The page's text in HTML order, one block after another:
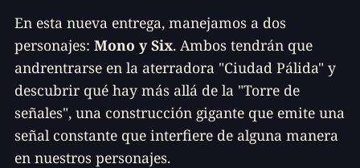
En esta nueva entrega, manejamos a dos
personajes: Mono y Six. Ambos tendrán que
andrentrarse en la aterradora "Ciudad Pálida" y
descubrir qué hay más allá de la "Torre de
señales", una construcción gigante que emite una
señal constante que interfiere de alguna manera
en nuestros personajes.